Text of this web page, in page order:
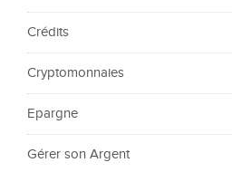
Crédits
Cryptomonnaies
Epargne
Gérer son Argent